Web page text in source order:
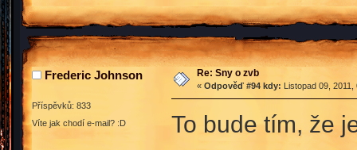
Frederic Johnson
Příspěvků: 833
Víte jak chodí e-mail? :D
Re: Sny o zvb
« Odpověď #94 kdy: Listopad 09,
To bude tím, že